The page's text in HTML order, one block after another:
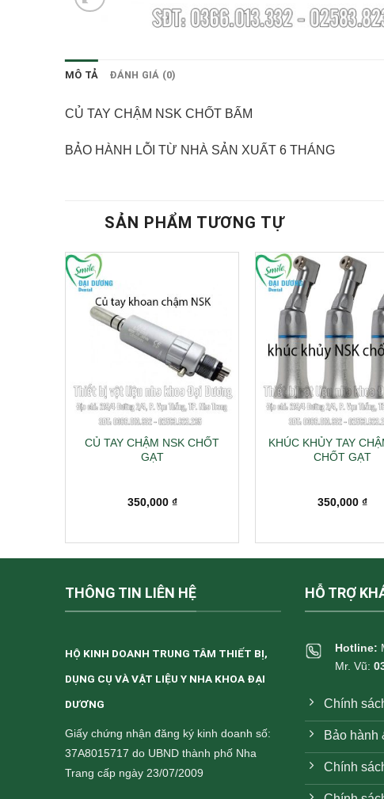
MÔ TẢ ĐÁNH GIÁ (0)
CỦ TAY CHẬM NSK CHỐT BẤM
BẢO HÀNH LỖI TỪ NHÀ SẢN XUẤT 6 THÁNG
SẢN PHẨM TƯƠNG TỰ
CỦ TAY CHẬM NSK CHỐT
GẠT
350,000 ₫
KHÚC KHỦY TAY
CHỐT GẠT
350,000 ₫
1,600,000 ₫.
THÔNG TIN LIÊN HỆ
HỘ KINH DOANH TRUNG TÂM THIẾT BỊ,
DỤNG CỤ VÀ VẬT LIỆU Y NHA KHOA ĐẠI
DƯƠNG
Giấy chứng nhận đăng ký kinh doanh số:
37A8015717 do UBND thành phố Nha
Trang cấp ngày 23/07/2009
HỖ TRỢ
Hotline:
Mr. Vũ:
Chính
Bảo hành
Chính